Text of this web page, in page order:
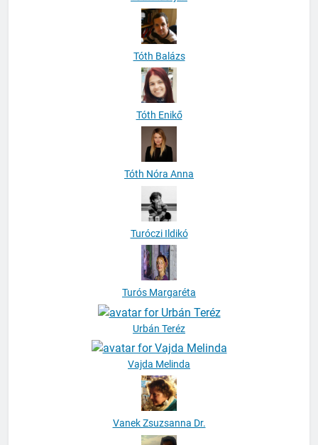
Tóth Balázs
Tóth Enikő
Tóth Nóra Anna
Turóczi Ildikó
Turós Margaréta
Vanek Zsuzsanna Dr.